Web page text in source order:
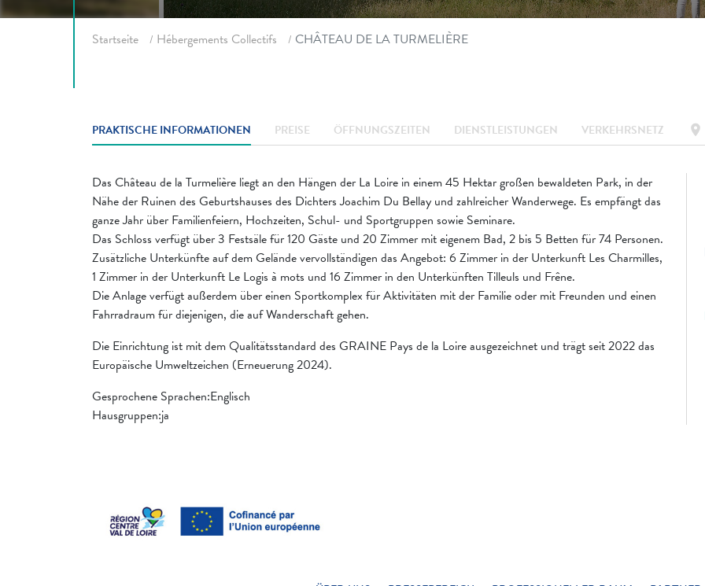
Startseite Hébergements Collectifs CHÂTEAU DE LA TURMELIÈRE
PRAKTISCHE INFORMATIONEN PREISE ÖFFNUNGSZEITEN DIENSTLEISTUNGEN VERKEHRSNETZ location_on
Das Château de la Turmelière liegt an den Hängen der La Loire in einem 45 Hektar großen bewaldeten Park, in der
Nähe der Ruinen des Geburtshauses des Dichters Joachim Du Bellay und zahlreicher Wanderwege. Es empfängt das
ganze Jahr über Familienfeiern, Hochzeiten, Schul- und Sportgruppen sowie Seminare.
Das Schloss verfügt über 3 Festsäle für 120 Gäste und 20 Zimmer mit eigenem Bad, 2 bis 5 Betten für 74 Personen.
Zusätzliche Unterkünfte auf dem Gelände vervollständigen das Angebot: 6 Zimmer in der Unterkunft Les Charmilles,
1 Zimmer in der Unterkunft Le Logis à mots und 16 Zimmer in den Unterkünften Tilleuls und Frêne.
Die Anlage verfügt außerdem über einen Sportkomplex für Aktivitäten mit der Familie oder mit Freunden und einen
Fahrradraum für diejenigen, die auf Wanderschaft gehen.
Die Einrichtung ist mit dem Qualitätsstandard des GRAINE Pays de la Loire ausgezeichnet und trägt seit 2022 das
Europäische Umweltzeichen (Erneuerung 2024).
Gesprochene Sprachen:Englisch
Hausgruppen:ja